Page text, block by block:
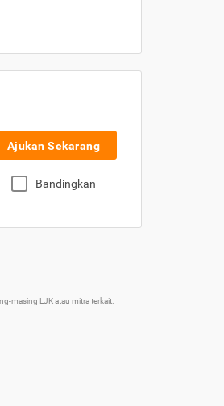
Ajukan Sekarang
Bandingkan
masing LJK atau mitra terkait.